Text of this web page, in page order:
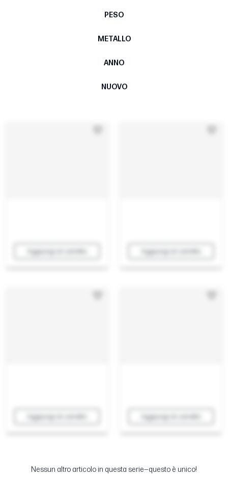
PESO
METALLO
ANNO
NUOVO
Aggiungi al carrello Aggiungi al carrello
Aggiungi al carrello Aggiungi al carrello
Nessun altro articolo in questa serie—questo è unico!